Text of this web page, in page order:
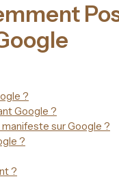
?
Google ?
sur Google ?
?
?